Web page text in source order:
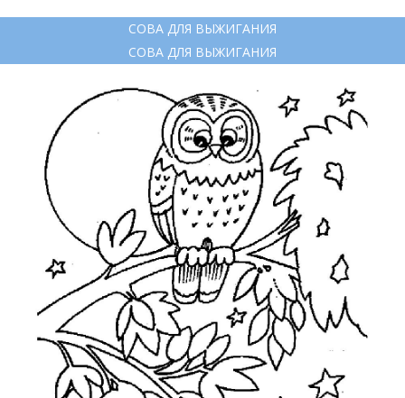
СОВА ДЛЯ ВЫЖИГАНИЯ
СОВА ДЛЯ ВЫЖИГАНИЯ